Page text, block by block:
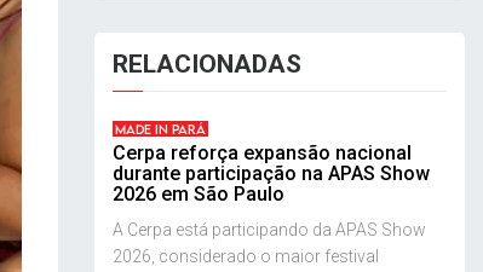
RELACIONADAS
MADE IN PARÁ
Cerpa reforça expansão nacional
durante participação na APAS Show
2026 em São Paulo
A Cerpa está participando da APAS Show
2026, considerado o maior festival